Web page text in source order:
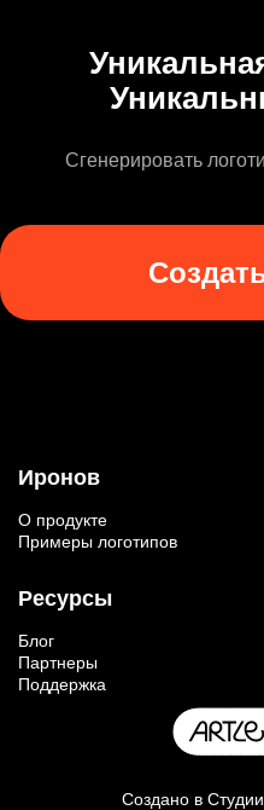
Сгенерировать
Иронов
О продукте
Примеры логотипов
Ресурсы
Блог
Партнеры
Поддержка
Создано в